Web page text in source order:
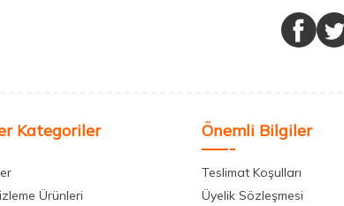
Kategoriler
Ürünleri
Önemli Bilgiler
Teslimat Koşulları
Üyelik Sözleşmesi